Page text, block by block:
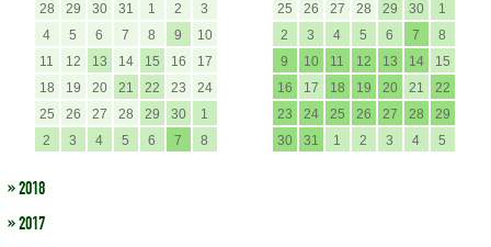
28
29 30 31 1 2
3
4
5 6 7 8 9
10
11
12 13 14 15 16
17
18
19 20 21 22 23
24
25
26 27 28 29 30
1
2
3 4 5 6 7 8
25
26 27 28 29 30
1
2
3 4 5 6 7
8
9
10 11 12 13 14
15
16
17 18 19 20 21
22
23
24 25 26 27 28
29
30
31 1 2 3 4 5
» 2018
» 2017